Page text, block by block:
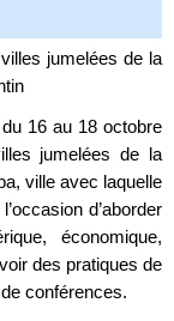
jumelées de la
16 au 18 octobre
jumelées de la
ville avec laquelle
d’aborder
économique,
des pratiques de
conférences.